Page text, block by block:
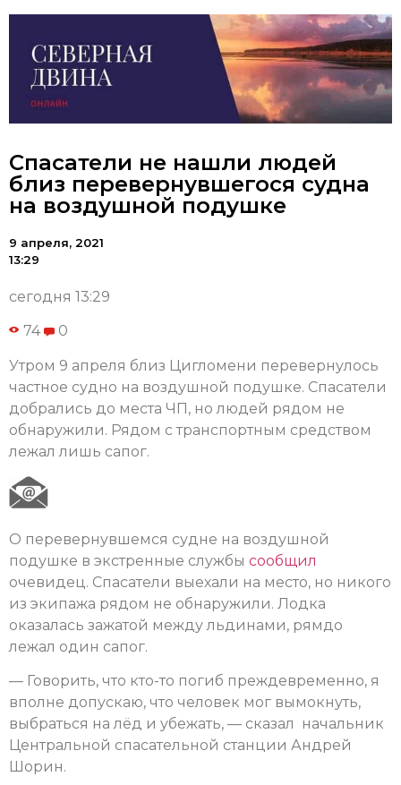
Спасатели не нашли людей
близ перевернувшегося судна
на воздушной подушке
9 апреля, 2021
13:29
сегодня 13:29
74 0
Утром 9 апреля близ Цигломени перевернулось
частное судно на воздушной подушке. Спасатели
добрались до места ЧП, но людей рядом не
обнаружили. Рядом с транспортным средством
лежал лишь сапог.
О перевернувшемся судне на воздушной
подушке в экстренные службы сообщил
очевидец. Спасатели выехали на место, но никого
из экипажа рядом не обнаружили. Лодка
оказалась зажатой между льдинами, рямдо
лежал один сапог.
— Говорить, что кто-то погиб преждевременно, я
вполне допускаю, что человек мог вымокнуть,
выбраться на лёд и убежать, — сказал начальник
Центральной спасательной станции Андрей
Шорин.